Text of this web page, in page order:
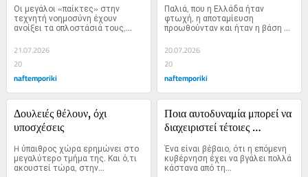
Οι μεγάλοι «παίκτες» στην
τεχνητή νοημοσύνη έχουν
ανοίξει τα οπλοστάσιά τους,...
21.07.2026
20
naftemporiki
Παλιά, που η Ελλάδα ήταν
φτωχή, η αποταμίευση
προωθούνταν και ήταν η βάση
για να...
20.07.2026
20
naftemporiki
Δουλειές θέλουν, όχι
υποσχέσεις
H ύπαιθρος χώρα ερημώνει στο
μεγαλύτερο τμήμα της. Και ό,τι
ακουστεί τώρα, στην...
Ποια αυτοδυναμία μπορεί να
διαχειριστεί τέτοιες
Ένα είναι βέβαιο, ότι η επόμενη
κυβέρνηση έχει να βγάλει πολλά
κάστανα από τη...